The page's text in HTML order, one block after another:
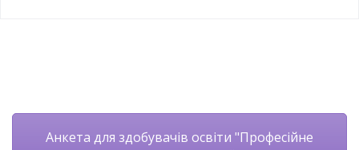
Анкета для здобувачів освіти "Професійне